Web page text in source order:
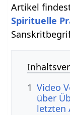
Artikel
Spirituelle
1 Video
über
letzten